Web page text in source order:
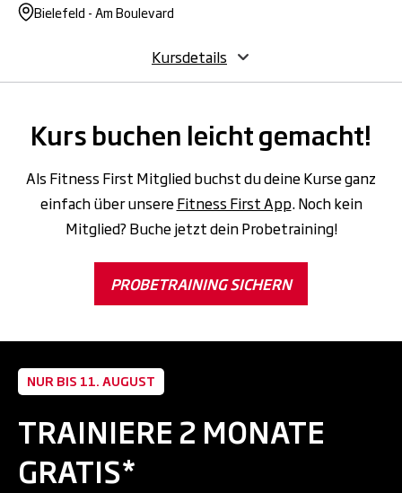
Bielefeld - Am Boulevard
Kursdetails
Kurs buchen leicht gemacht!
Als Fitness First Mitglied buchst du deine Kurse ganz
einfach über unsereFitness First App. Noch kein
Mitglied? Buche jetzt dein Probetraining!
PROBETRAINING SICHERN
NUR BIS 11. AUGUST
TRAINIERE 2 MONATE
GRATIS*